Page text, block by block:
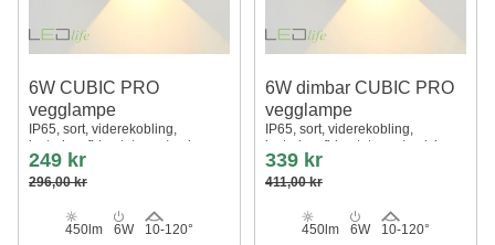
6W CUBIC PRO
vegglampe
IP65, sort, viderekobling,
justerbar, firkantet, opp/ned,
utendørs, inkl. lyskilde
249 kr
296,00 kr
450lm 6W 10-120°
6W dimbar CUBIC PRO
vegglampe
IP65, sort, viderekobling,
justerbar, firkantet, opp/ned, inne
/ ute, inkl. lyskilde
339 kr
411,00 kr
450lm 6W 10-120°